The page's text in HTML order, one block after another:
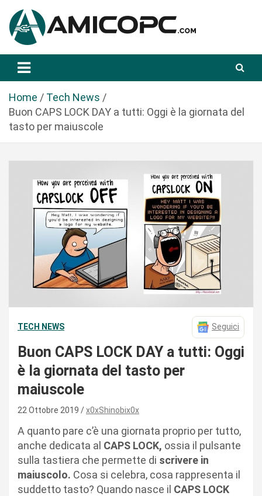
a
Amicopc.com
Home
Tech News
Buon CAPS LOCK DAY a tutti: Oggi è la giornata del
tasto per maiuscole
TECH NEWS Seguici
Buon CAPS LOCK DAY a tutti: Oggi
è la giornata del tasto per
maiuscole
22 Ottobre 2019 x0xShinobix0x
A quanto pare c’è una giornata proprio per tutto,
anche dedicata al CAPS LOCK, ossia il pulsante
sulla tastiera che permette di scrivere in
maiuscolo. Cosa si celebra, cosa rappresenta il
suddetto tasto? Quando nasce il CAPS LOCK